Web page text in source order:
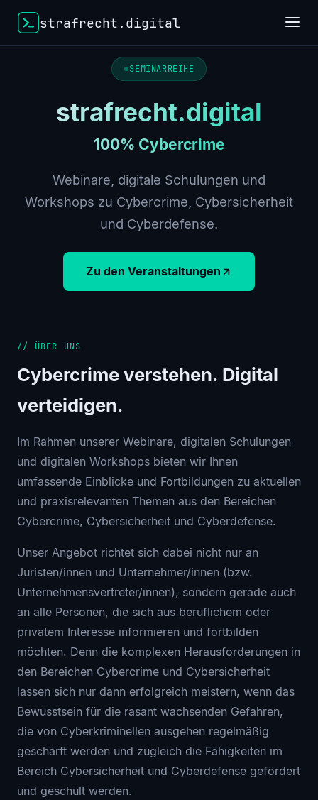
strafrecht.digital
SEMINARREIHE
strafrecht.digital
100% Cybercrime
Webinare, digitale Schulungen und
Workshops zu Cybercrime, Cybersicherheit
und Cyberdefense.
Zu den Veranstaltungen
// ÜBER UNS
Cybercrime verstehen. Digital
verteidigen.
Im Rahmen unserer Webinare, digitalen Schulungen
und digitalen Workshops bieten wir Ihnen
umfassende Einblicke und Fortbildungen zu aktuellen
und praxisrelevanten Themen aus den Bereichen
Cybercrime, Cybersicherheit und Cyberdefense.
Unser Angebot richtet sich dabei nicht nur an
Juristen/innen und Unternehmer/innen (bzw.
Unternehmensvertreter/innen), sondern gerade auch
an alle Personen, die sich aus beruflichem oder
privatem Interesse informieren und fortbilden
möchten. Denn die komplexen Herausforderungen in
den Bereichen Cybercrime und Cybersicherheit
lassen sich nur dann erfolgreich meistern, wenn das
Bewusstsein für die rasant wachsenden Gefahren,
die von Cyberkriminellen ausgehen regelmäßig
geschärft werden und zugleich die Fähigkeiten im
Bereich Cybersicherheit und Cyberdefense gefördert
und geschult werden.